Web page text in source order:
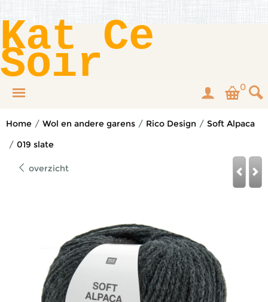
Kat Ce
Soir 0
Home / Wol en andere garens / Rico Design / Soft Alpaca
/ 019 slate
overzicht